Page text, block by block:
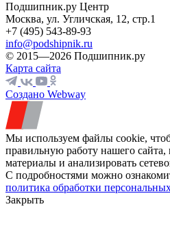
Подшипник.ру Центр
Москва, ул. Угличская, 12, стр.1
+7 (495) 543-89-93
info@podshipnik.ru
© 2015—2026 Подшипник.ру
Карта сайта
Создано Webway
Мы используем файлы cookie,
правильную работу нашего сайта,
материалы и анализировать
С подробностями можно
политика обработки
Закрыть